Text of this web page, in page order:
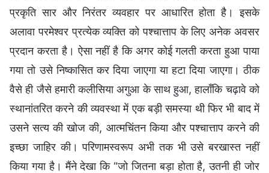
प्रकृति सार और निरंतर व्यवहार पर आधारित होता है। इसके
अलावा परमेश्‍वर प्रत्येक व्यक्ति को पश्चात्ताप के लिए अनेक अवसर
प्रदान करता है। ऐसा नहीं है कि अगर कोई गलती करता हुआ पाया
गया तो उसे निष्कासित कर दिया जाएगा या हटा दिया जाएगा। ठीक
वैसे ही जैसे हमारी कलीसिया अगुआ के साथ हुआ, हालाँकि चढ़ावे को
स्थानांतरित करने की व्यवस्था में एक बड़ी समस्या थी फिर भी बाद में
उसने सत्य की खोज की, आत्मचिंतन किया और पश्चात्ताप करने की
इच्छा जाहिर की। परिणामस्वरूप अभी तक भी उसे बरखास्त नहीं
किया गया है। मैंने देखा कि “जो जितना बड़ा होता है, उतनी ही जोर